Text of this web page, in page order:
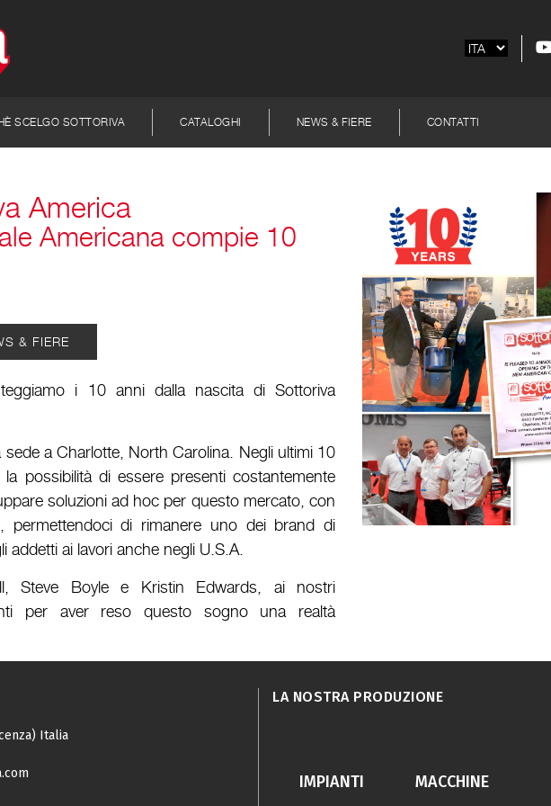
SCELGO SOTTORIVA CATALOGHI NEWS & FIERE CONTATTI
America
Americana compie 10
& FIERE
i 10 anni dalla nascita di Sottoriva
sede a Charlotte, North Carolina. Negli ultimi 10
possibilità di essere presenti costantemente
soluzioni ad hoc per questo mercato, con
permettendoci di rimanere uno dei brand di
addetti ai lavori anche negli U.S.A.
Steve Boyle e Kristin Edwards, ai nostri
per aver reso questo sogno una realtà
Italia
LA NOSTRA PRODUZIONE
IMPIANTI MACCHINE